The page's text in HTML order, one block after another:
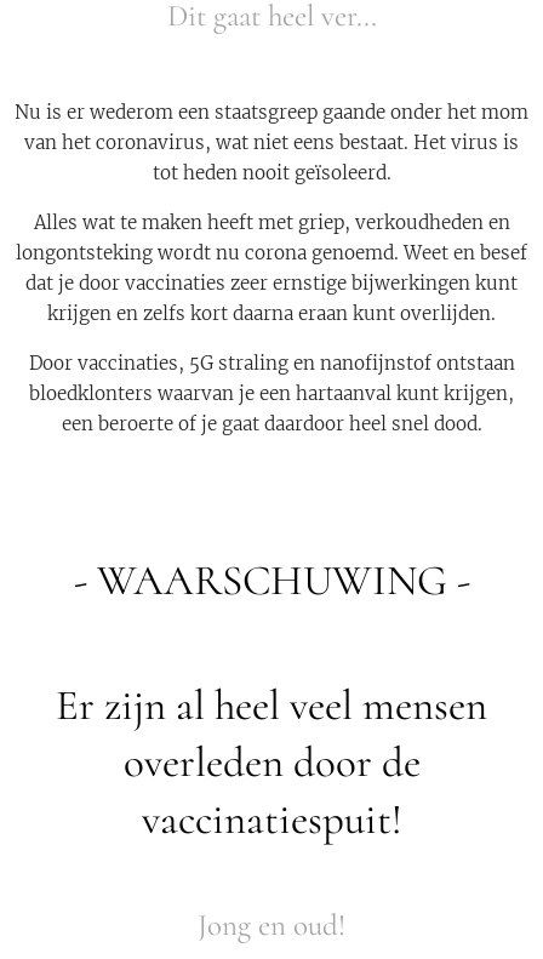
Dit gaat heel ver...
Nu is er wederom een staatsgreep gaande onder het mom
van het coronavirus, wat niet eens bestaat. Het virus is
tot heden nooit geïsoleerd.
Alles wat te maken heeft met griep, verkoudheden en
longontsteking wordt nu corona genoemd. Weet en besef
dat je door vaccinaties zeer ernstige bijwerkingen kunt
krijgen en zelfs kort daarna eraan kunt overlijden.
Door vaccinaties, 5G straling en nanofijnstof ontstaan
bloedklonters waarvan je een hartaanval kunt krijgen,
een beroerte of je gaat daardoor heel snel dood.
- WAARSCHUWING -
Er zijn al heel veel mensen
overleden door de
vaccinatiespuit!
Jong en oud!